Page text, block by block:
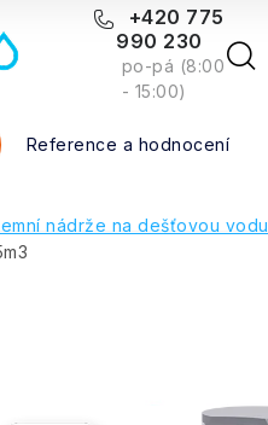
+420 775
990 230
po-pá (8:00
- 15:00)
Reference a hodnocení
nádrže na dešťovou vodu